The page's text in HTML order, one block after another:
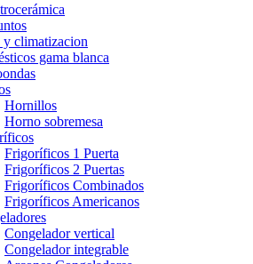
climatizacion
gama blanca
Hornillos
Horno sobremesa
Frigoríficos 1 Puerta
Frigoríficos 2 Puertas
Frigoríficos Combinados
Frigoríficos Americanos
Congelador vertical
Congelador integrable